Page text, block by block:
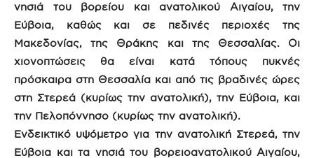
νησιά του βορείου και ανατολικού Αιγαίου, την
Εύβοια, καθώς και σε πεδινές περιοχές της
Μακεδονίας, της Θράκης και της Θεσσαλίας. Οι
χιονοπτώσεις θα είναι κατά τόπους πυκνές
πρόσκαιρα στη Θεσσαλία και από τις βραδινές ώρες
στη Στερεά (κυρίως την ανατολική), την Εύβοια, και
την Πελοπόννησο (κυρίως την ανατολική).
Ενδεικτικό υψόμετρο για την ανατολική Στερεά, την
Εύβοια και τα νησιά του βορειοανατολικού Αιγαίου,